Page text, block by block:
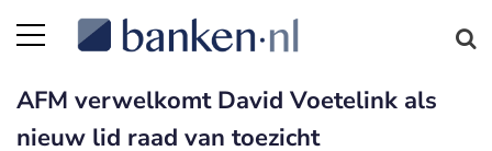
AFM verwelkomt David Voetelink als
nieuw lid raad van toezicht